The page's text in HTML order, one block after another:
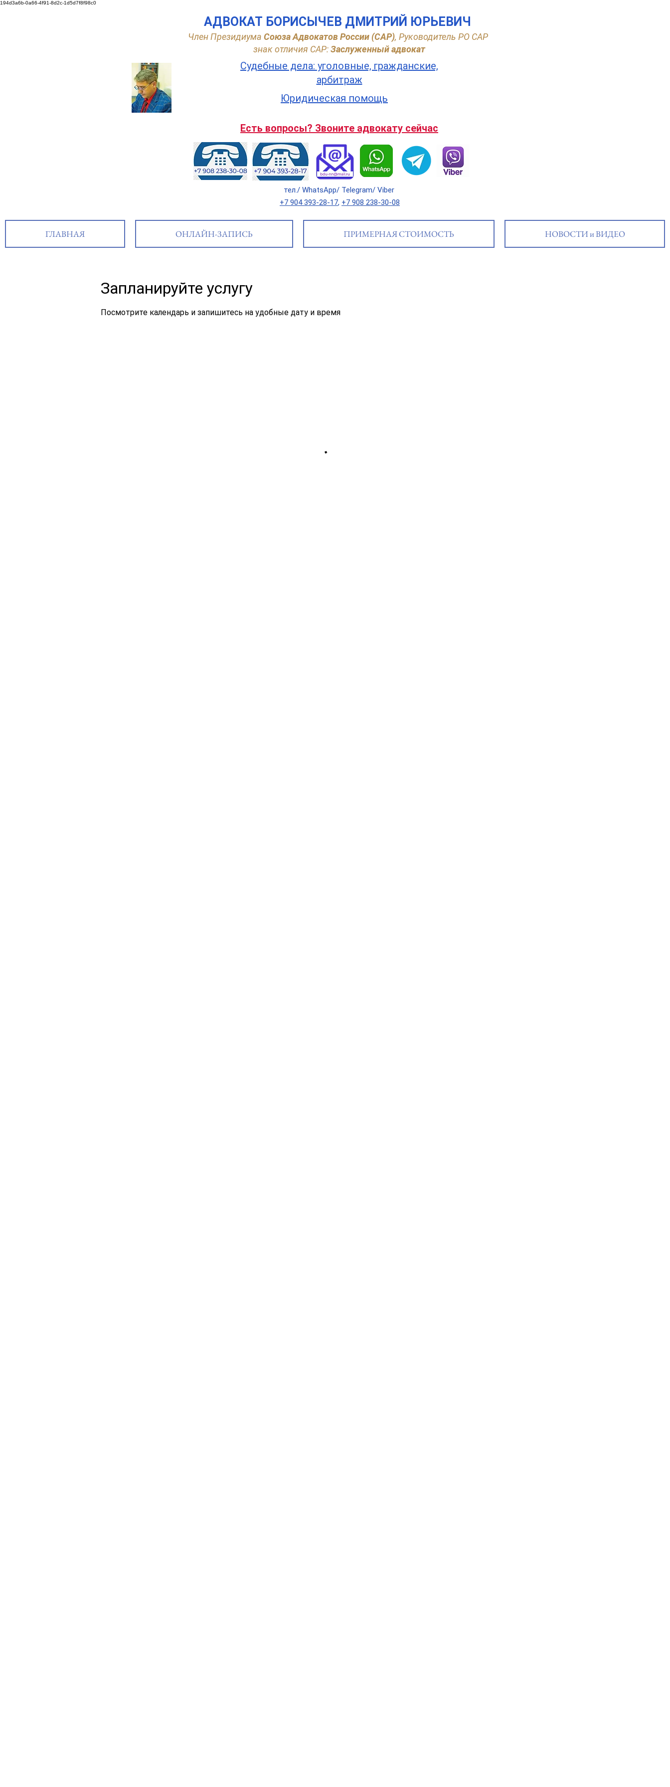
194d3a6b-0a66-4f91-8d2c-1d5d7f8f98c0
АДВОКАТ БОРИСЫЧЕВ ДМИТРИЙ ЮРЬЕВИЧ
Член Президиума Союза Адвокатов России (САР), Руководитель РО САР
знак отличия САР:Заслуженный адвокат
Судебные дела: уголовные, гражданские,
арбитраж
Юридическая помощь
Есть вопросы? Звоните адвокату сейчас
тел./ WhatsApp/ Telegram/ Viber
+7 904 393-28-17, +7 908 238-30-08
ГЛАВНАЯ ОНЛАЙН-ЗАПИСЬ ПРИМЕРНАЯ СТОИМОСТЬ НОВОСТИ и ВИДЕО
Запланируйте услугу
Посмотрите календарь и запишитесь на удобные дату и время